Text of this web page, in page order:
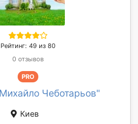
Рейтинг: 49 из 80
0 отзывов
PRO
Чеботарьов"
Киев